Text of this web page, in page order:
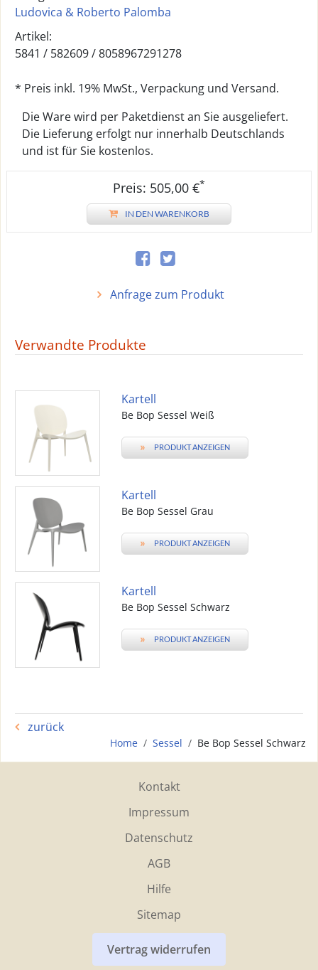
Ludovica & Roberto Palomba
Artikel:
5841 / 582609/8058967291278
* Preis inkl. 19% MwSt., Verpackung und Versand.
Die Ware wird per Paketdienst an Sie ausgeliefert.
Die Lieferung erfolgt nur innerhalb Deutschlands
und ist für Sie kostenlos.
Preis: 505,00 €*
IN DEN WARENKORB
Anfrage zum Produkt
Verwandte Produkte
Kartell
Be Bop Sessel Weiß
» PRODUKT ANZEIGEN
Kartell
Be Bop Sessel Grau
» PRODUKT ANZEIGEN
Kartell
Be Bop Sessel Schwarz
» PRODUKT ANZEIGEN
zurück
Home Sessel Be Bop Sessel Schwarz
Kontakt
Impressum
Datenschutz
AGB
Hilfe
Sitemap
Vertrag widerrufen